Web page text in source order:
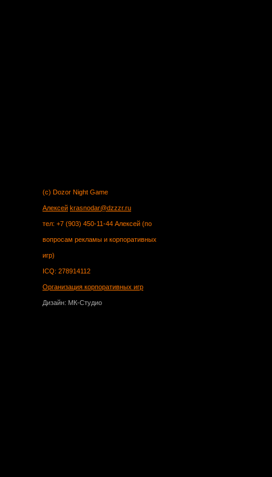
(c) Dozor Night Game
Алексей krasnodar@dzzzr.ru
тел: +7 (903) 450-11-44 Алексей (по
вопросам рекламы и корпоративных
игр)
ICQ: 278914112
Организация корпоративных игр
Дизайн: МК-Студио